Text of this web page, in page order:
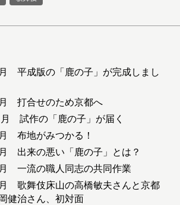
月 平成版の「鹿の子」が完成しまし
月 打合せのため京都へ
月 試作の「鹿の子」が届く
月 布地がみつかる！
月 出来の悪い「鹿の子」とは？
月 一流の職人同志の共同作業
月 歌舞伎床山の高橋敏夫さんと京都
健治さん、初対面